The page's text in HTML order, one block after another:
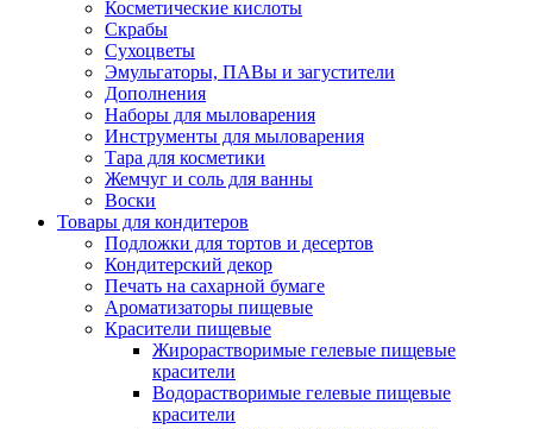
Косметические кислоты
Скрабы
Сухоцветы
Эмульгаторы, ПАВы и загустители
Дополнения
Наборы для мыловарения
Инструменты для мыловарения
Тара для косметики
Жемчуг и соль для ванны
Воски
Товары для кондитеров
Подложки для тортов и десертов
Кондитерский декор
Печать на сахарной бумаге
Ароматизаторы пищевые
Красители пищевые
Жирорастворимые гелевые пищевые
красители
Водорастворимые гелевые пищевые
красители